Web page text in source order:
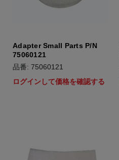
Adapter Small Parts P/N
75060121
品番: 75060121
ログインして価格を確認する